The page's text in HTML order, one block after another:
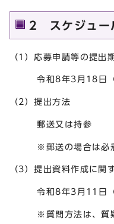
2 スケジュー
（1）応募申請等の提出
令和8年3月18日（
（2）提出方法
郵送又は持参
※郵送の場合は必着
（3）提出資料作成に関
令和8年3月11日（水
※質問方法は、質疑